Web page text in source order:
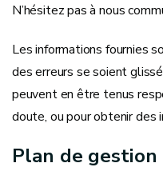
N’hésitez pas à nous
Les informations fournies
des erreurs se soient
peuvent en être tenus
doute, ou pour obtenir des
Plan de